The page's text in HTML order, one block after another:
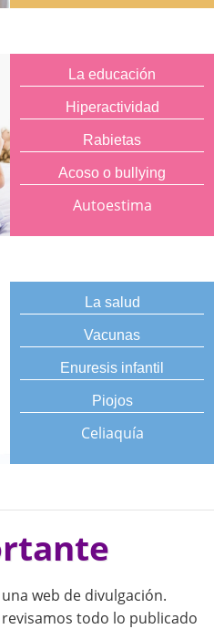
La educación
Hiperactividad
Rabietas
Acoso o bullying
Autoestima
La salud
Vacunas
Enuresis infantil
Piojos
Celiaquía
web de divulgación.
todo lo publicado